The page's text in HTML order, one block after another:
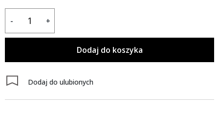
- +
Dodaj do koszyka
Dodaj do ulubionych